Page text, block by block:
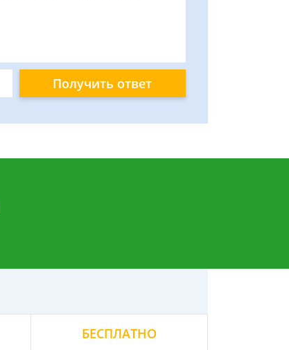
Получить ответ
БЕСПЛАТНО